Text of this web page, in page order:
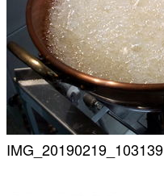
IMG_20190219_103139